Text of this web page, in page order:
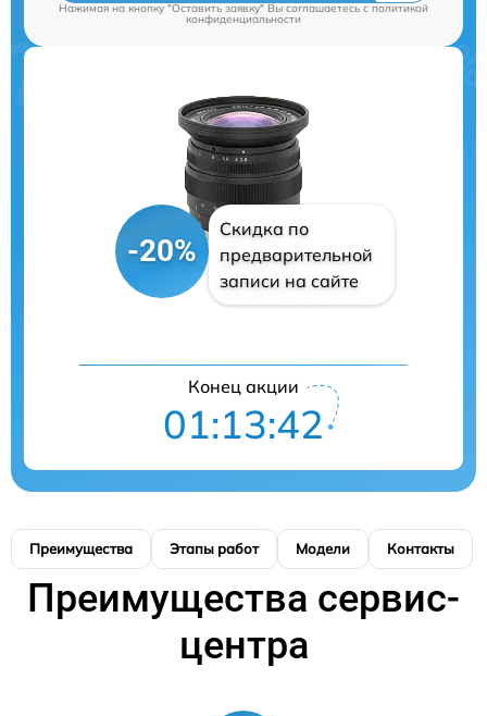
Нажимая на кнопку "Оставить заявку" Вы соглашаетесь cполитикой
конфиденциальности
-20%
Скидка по
предварительной
записи на сайте
Конец акции
01:13:41
Преимущества Этапы работ Модели Контакты
Преимущества сервис-
центра